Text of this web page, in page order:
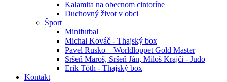
Kalamita na obecnom cintoríne
Duchovný život v obci
Šport
Minifutbal
Michal Kováč - Thajský box
Pavel Rusko – Worldloppet Gold Master
Sršeň Maroš, Sršeň Ján, Miloš Krajči - Judo
Erik Tóth - Thajský box
Kontakt